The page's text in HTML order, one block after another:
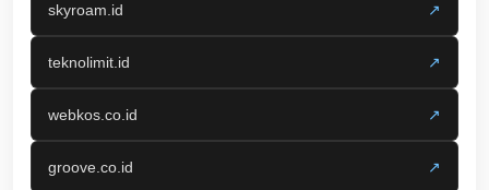
skyroam.id ↗
teknolimit.id ↗
webkos.co.id ↗
groove.co.id ↗